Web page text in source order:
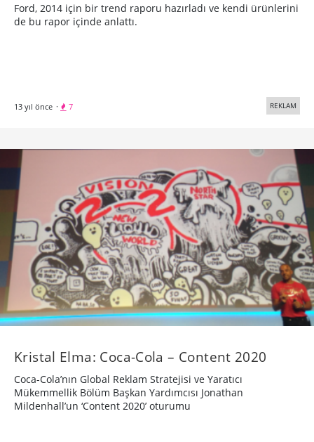
Ford, 2014 için bir trend raporu hazırladı ve kendi ürünlerini
de bu rapor içinde anlattı.
13 yıl önce · 7 REKLAM
Kristal Elma: Coca-Cola – Content 2020
Coca-Cola’nın Global Reklam Stratejisi ve Yaratıcı
Mükemmellik Bölüm Başkan Yardımcısı Jonathan
Mildenhall’un ‘Content 2020’ oturumu